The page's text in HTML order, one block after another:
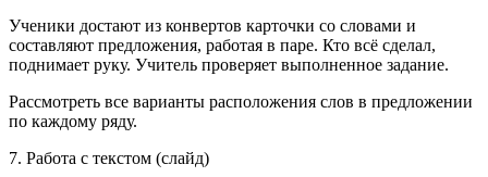
Ученики достают из конвертов карточки со словами и
составляют предложения, работая в паре. Кто всё сделал,
поднимает руку. Учитель проверяет выполненное задание.
Рассмотреть все варианты расположения слов в предложении
по каждому ряду.
7. Работа с текстом (слайд)